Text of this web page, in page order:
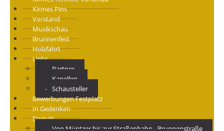
Kirmes Pins
Vorstand
Musikschau
Brunnenfest
Holzfahrt
Links
Partner
Kapellen
Schausteller
Bewerbungen Festplatz
In Gedenken
Damals
Von Müntzer bis zur Straßenbahn - Brunnenstraße